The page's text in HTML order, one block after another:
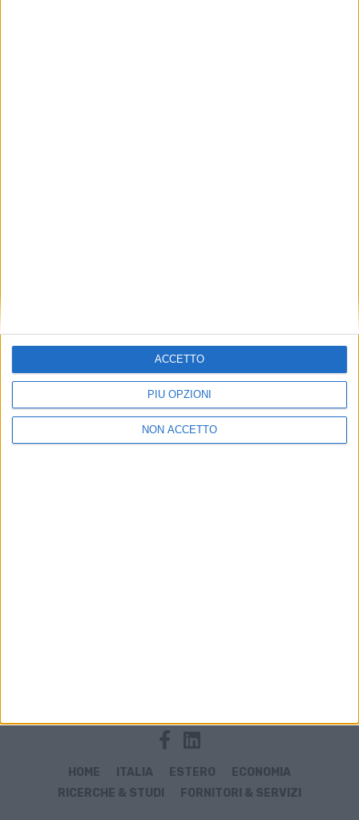
PIÙ OPZIONI
NON ACCETTO
ACCETTO
HOME ITALIA ESTERO
ECONOMIA
RICERCHE & STUDI
FORNITORI & SERVIZI